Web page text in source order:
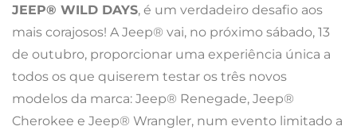
JEEP® WILD DAYS, é um verdadeiro desafio aos
mais corajosos! A Jeep® vai, no próximo sábado, 13
de outubro, proporcionar uma experiência única a
todos os que quiserem testar os três novos
modelos da marca: Jeep® Renegade, Jeep®
Cherokee e Jeep® Wrangler, num evento limitado a